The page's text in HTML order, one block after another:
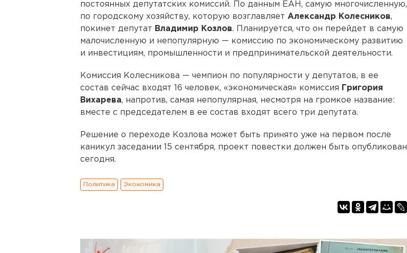
постоянных депутатских комиссий. По данным ЕАН, самую многочисленную,
по городскому хозяйству, которую возглавляет Александр Колесников,
покинет депутат Владимир Козлов. Планируется, что он перейдет в самую
малочисленную и непопулярную — комиссию по экономическому развитию
и инвестициям, промышленности и предпринимательской деятельности.
Комиссия Колесникова — чемпион по популярности у депутатов, в ее
состав сейчас входят 16 человек, «экономическая» комиссия
Григория
Вихарева, напротив, самая непопулярная, несмотря на громкое название:
вместе с председателем в ее состав входят всего три депутата.
Решение о переходе Козлова может быть принято уже на первом после
каникул заседании 15 сентября, проект повестки должен быть опубликован
сегодня.
Политика Экономика